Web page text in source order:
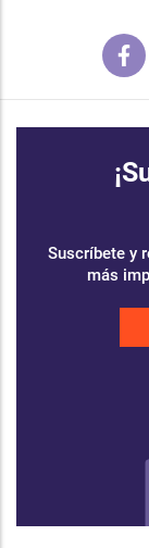
Suscríbete y
más